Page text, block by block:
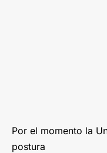
Por el momento la
postura